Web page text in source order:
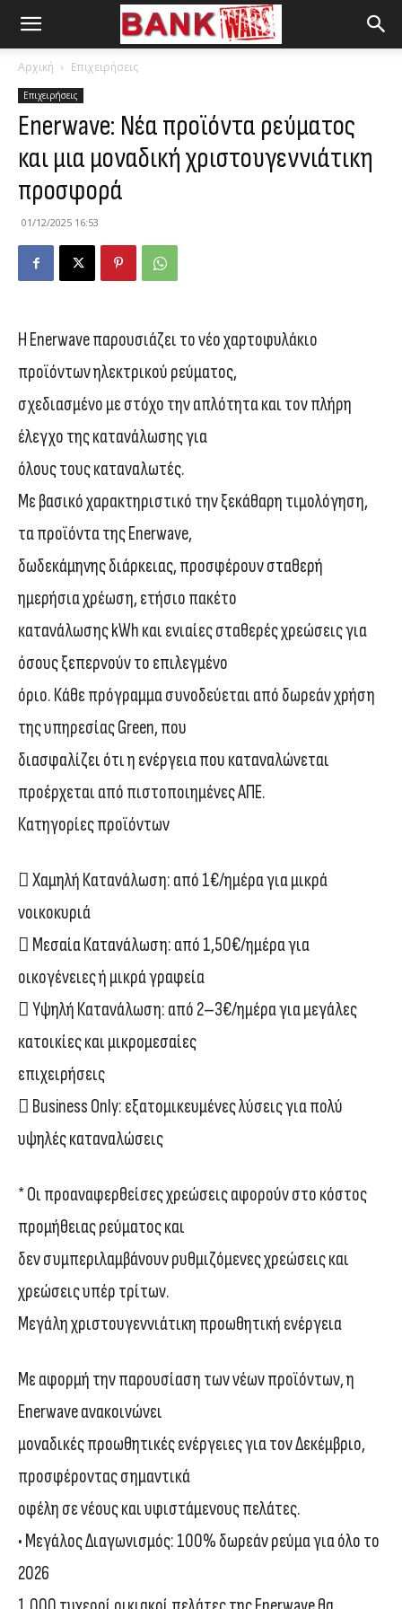
Αρχική Επιχειρήσεις
Επιχειρήσεις
Enerwave: Νέα προϊόντα ρεύματος
και μια μοναδική χριστουγεννιάτικη
προσφορά
01/12/2025 16:53
Η Enerwave παρουσιάζει το νέο χαρτοφυλάκιο
προϊόντων ηλεκτρικού ρεύματος,
σχεδιασμένο με στόχο την απλότητα και τον πλήρη
έλεγχο της κατανάλωσης για
όλους τους καταναλωτές.
Με βασικό χαρακτηριστικό την ξεκάθαρη τιμολόγηση,
τα προϊόντα της Enerwave,
δωδεκάμηνης διάρκειας, προσφέρουν σταθερή
ημερήσια χρέωση, ετήσιο πακέτο
κατανάλωσης kWh και ενιαίες σταθερές χρεώσεις για
όσους ξεπερνούν το επιλεγμένο
όριο. Κάθε πρόγραμμα συνοδεύεται από δωρεάν χρήση
της υπηρεσίας Green, που
διασφαλίζει ότι η ενέργεια που καταναλώνεται
προέρχεται από πιστοποιημένες ΑΠΕ.
Κατηγορίες προϊόντων
 Χαμηλή Κατανάλωση: από 1€/ημέρα για μικρά
νοικοκυριά
 Μεσαία Κατανάλωση: από 1,50€/ημέρα για
οικογένειες ή μικρά γραφεία
 Υψηλή Κατανάλωση: από 2–3€/ημέρα για μεγάλες
κατοικίες και μικρομεσαίες
επιχειρήσεις
 Business Only: εξατομικευμένες λύσεις για πολύ
υψηλές καταναλώσεις
* Οι προαναφερθείσες χρεώσεις αφορούν στο κόστος
προμήθειας ρεύματος και
δεν συμπεριλαμβάνουν ρυθμιζόμενες χρεώσεις και
χρεώσεις υπέρ τρίτων.
Μεγάλη χριστουγεννιάτικη προωθητική ενέργεια
Με αφορμή την παρουσίαση των νέων προϊόντων, η
Enerwave ανακοινώνει
μοναδικές προωθητικές ενέργειες για τον Δεκέμβριο,
προσφέροντας σημαντικά
οφέλη σε νέους και υφιστάμενους πελάτες.
• Μεγάλος Διαγωνισμός: 100% δωρεάν ρεύμα για όλο το
2026